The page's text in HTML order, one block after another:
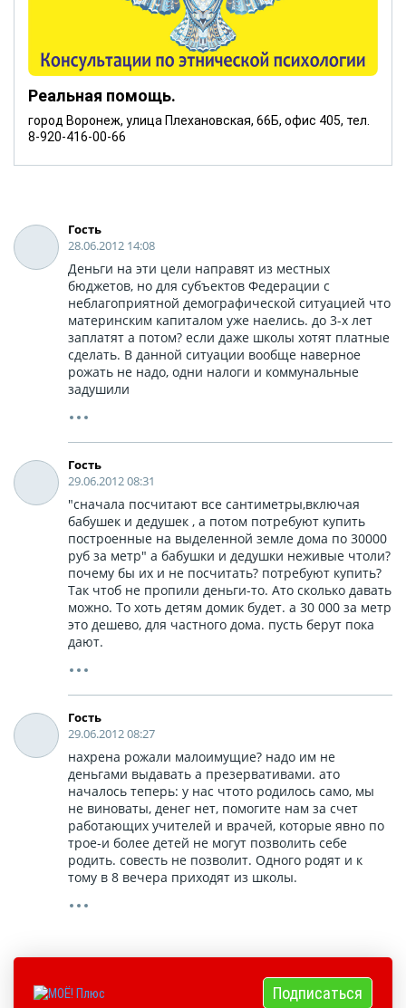
Реальная помощь.
город Воронеж, улица Плехановская, 66Б, офис 405, тел.
8-920-416-00-66
Гость
28.06.2012 14:08
Деньги на эти цели направят из местных
бюджетов, но для субъектов Федерации с
неблагоприятной демографической ситуацией что
материнским капиталом уже наелись. до 3-х лет
заплатят а потом? если даже школы хотят платные
сделать. В данной ситуации вообще наверное
рожать не надо, одни налоги и коммунальные
задушили
Гость
29.06.2012 08:31
"сначала посчитают все сантиметры,включая
бабушек и дедушек , а потом потребуют купить
построенные на выделенной земле дома по 30000
руб за метр" а бабушки и дедушки неживые чтоли?
почему бы их и не посчитать? потребуют купить?
Так чтоб не пропили деньги-то. Ато сколько давать
можно. То хоть детям домик будет. а 30 000 за метр
это дешево, для частного дома. пусть берут пока
дают.
Гость
29.06.2012 08:27
нахрена рожали малоимущие? надо им не
деньгами выдавать а презервативами. ато
началось теперь: у нас чтото родилось само, мы
не виноваты, денег нет, помогите нам за счет
работающих учителей и врачей, которые явно по
трое-и более детей не могут позволить себе
родить. совесть не позволит. Одного родят и к
тому в 8 вечера приходят из школы.
Подписаться